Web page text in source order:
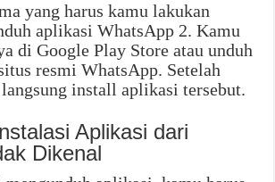
yang harus kamu lakukan
aplikasi WhatsApp 2. Kamu
di Google Play Store atau unduh
resmi WhatsApp. Setelah
install aplikasi tersebut.
Aplikasi dari
Dikenal